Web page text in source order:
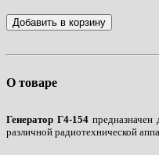
Добавить в корзину
О товаре
Генератор Г4-154 предназначен
различной радиотехнической